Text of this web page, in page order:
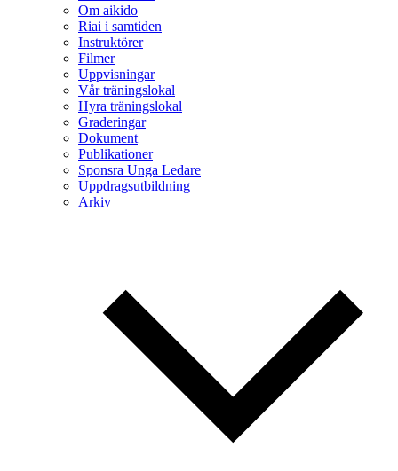
Om aikido
Riai i samtiden
Instruktörer
Filmer
Uppvisningar
Vår träningslokal
Hyra träningslokal
Graderingar
Dokument
Publikationer
Sponsra Unga Ledare
Uppdragsutbildning
Arkiv